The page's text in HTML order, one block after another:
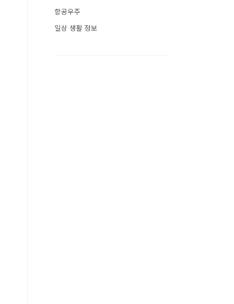
항공우주
일상 생활 정보